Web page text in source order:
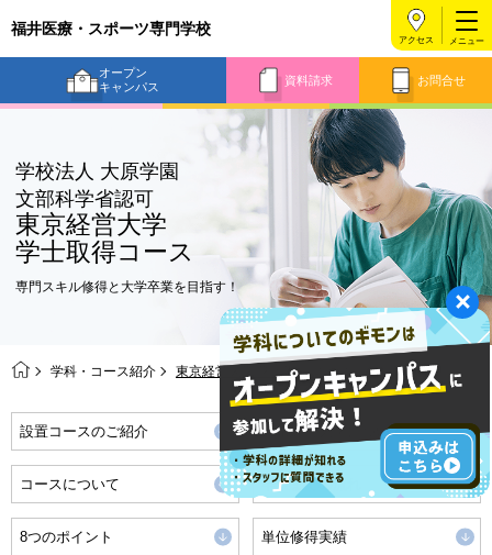
福井医療・スポーツ専門学校
オープン
キャンパス
資料請求 お問合せ
アクセス
学校法人 大原学園
文部科学省認可
東京経営大学
学士取得コース
専門スキル修得と大学卒業を目指す！
学科・コース紹介 東京経営大学 学士取得コース
設置コースのご紹介 東京経営大学について
コースについて 卒業までの流れ
8つのポイント 単位修得実績